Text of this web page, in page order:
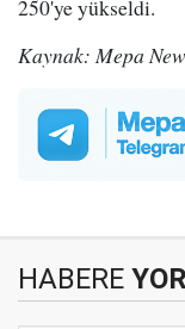
250'ye yükseldi.
Kaynak: Mepa
HABERE